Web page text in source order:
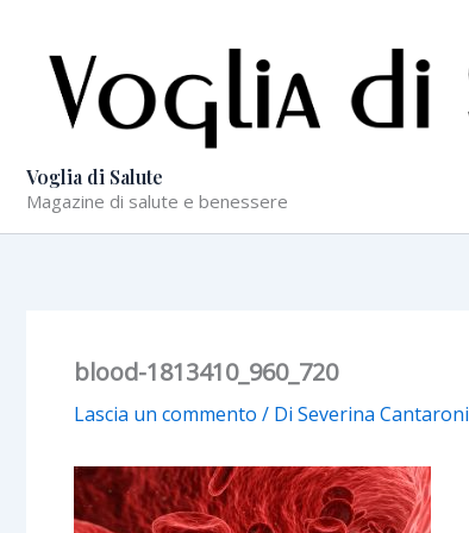
contenuto
Voglia di Salute
Magazine di salute e benessere
blood-1813410_960_720
Lascia un commento / Di Severina Cantaroni